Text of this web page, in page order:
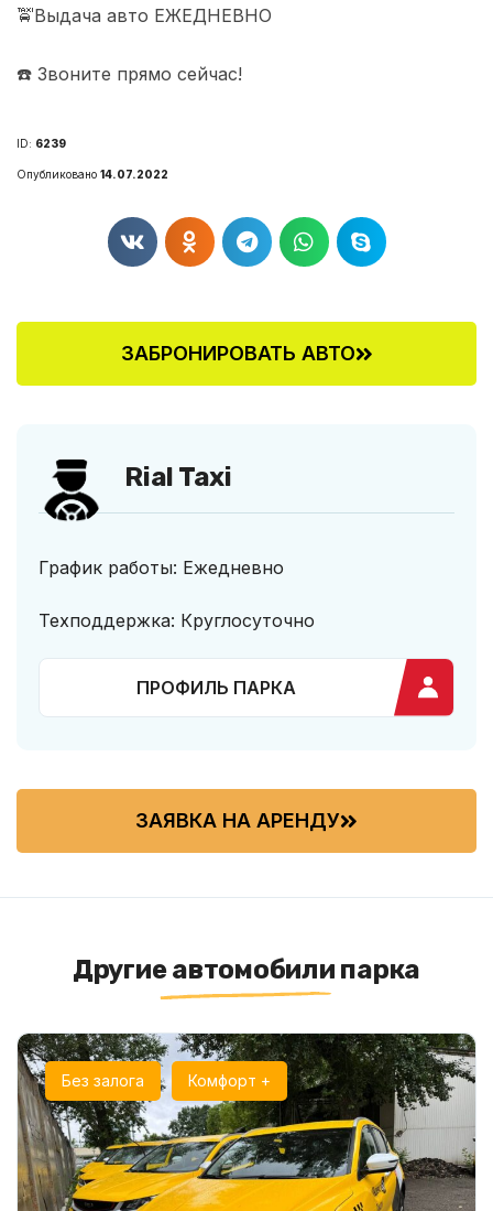
🚖Выдача авто ЕЖЕДНЕВНО
☎️ Звоните прямо сейчас!
ID: 6239
Опубликовано 14.07.2022
ЗАБРОНИРОВАТЬ АВТО
Rial Taxi
График работы: Ежедневно
Техподдержка: Круглосуточно
ПРОФИЛЬ ПАРКА
ЗАЯВКА НА АРЕНДУ
Другие автомобили парка
Без залога Комфорт +